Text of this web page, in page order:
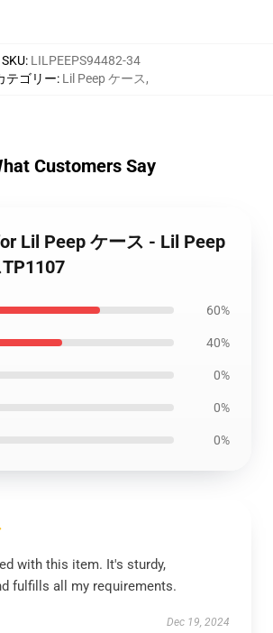
SKU: LILPEEPS94482-34
テゴリー: Lil Peep ケース,
Customers Say
Lil Peep ケース - Lil Peep
60%
40%
0%
0%
0%
with this item. It's sturdy,
fulfills all my requirements.
Dec 19, 2024